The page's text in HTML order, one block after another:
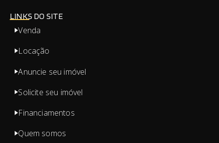
LINKS DO SITE
Venda
Locação
Anuncie seu imóvel
Solicite seu imóvel
Financiamentos
Quem somos